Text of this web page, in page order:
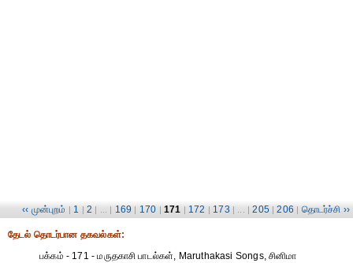
‹‹ முன்புறம் | 1 | 2 | ... | 169 | 170 | 171 | 172 | 173 | ... | 205 | 206 | தொடர்ச்சி ››
தேட‌ல் தொட‌ர்பான தகவ‌ல்க‌ள்:
பக்கம் - 171 - மருதகாசி பாடல்கள், Maruthakasi Songs, சினிமா